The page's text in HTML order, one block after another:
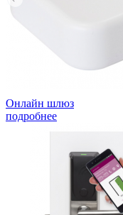
Онлайн шлюз
подробнее